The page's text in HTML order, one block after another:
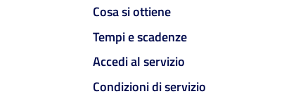
Cosa si ottiene
Tempi e scadenze
Accedi al servizio
Condizioni di servizio